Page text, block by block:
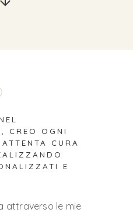
CREO
OGNI
ATTENTA
CURA
E
attraverso le mie